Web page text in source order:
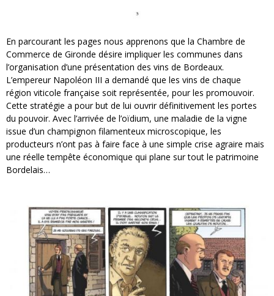
En parcourant les pages nous apprenons que la Chambre de
Commerce de Gironde désire impliquer les communes dans
l’organisation d’une présentation des vins de Bordeaux.
L’empereur Napoléon III a demandé que les vins de chaque
région viticole française soit représentée, pour les promouvoir.
Cette stratégie a pour but de lui ouvrir définitivement les portes
du pouvoir. Avec l’arrivée de l’oïdium, une maladie de la vigne
issue d’un champignon filamenteux microscopique, les
producteurs n’ont pas à faire face à une simple crise agraire mais
une réelle tempête économique qui plane sur tout le patrimoine
Bordelais…